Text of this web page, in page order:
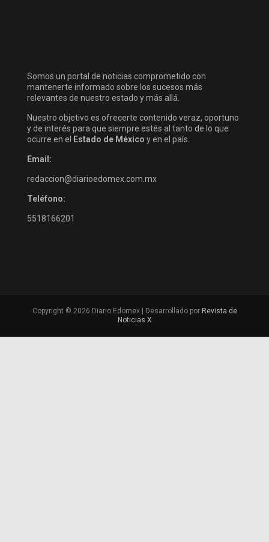
Somos un portal de noticias comprometido con
mantenerte informado sobre los sucesos más
relevantes de nuestro estado y más allá.
Nuestro objetivo es ofrecerte contenido veraz, oportuno
y de interés para que siempre estés al tanto de lo que
ocurre en el
Estado de México y en el país.
Email:
redaccion@diarioedomex.com.mx
Teléfono:
5518166201
Copyright © 2026 Diario Edomex | Desarrollado por Revista de
Noticias X